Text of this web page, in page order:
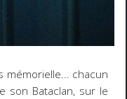
mémorielle... chacun
son Bataclan, sur le